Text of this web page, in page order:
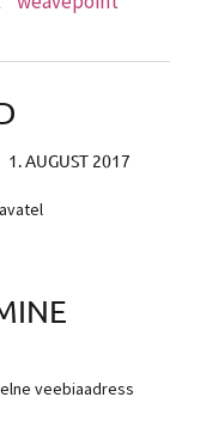
1. AUGUST 2017
veebiaadress